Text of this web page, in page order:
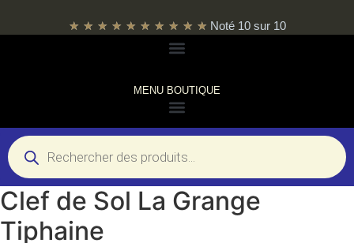
★ ★ ★ ★ ★ ★ ★ ★ ★ ★ Noté 10 sur 10
MENU BOUTIQUE
Recherche
de
produits
Clef de Sol La Grange
Tiphaine